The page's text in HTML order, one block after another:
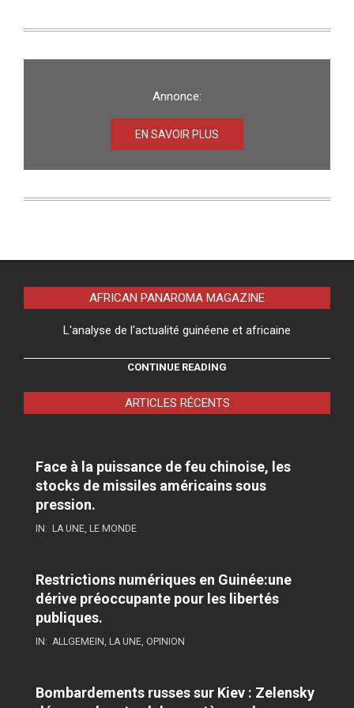
Annonce:
EN SAVOIR PLUS
AFRICAN PANAROMA MAGAZINE
L'analyse de l'actualité guinéene et africaine
CONTINUE READING
ARTICLES RÉCENTS
Face à la puissance de feu chinoise, les
stocks de missiles américains sous
pression.
IN: LA UNE, LE MONDE
Restrictions numériques en Guinée:une
dérive préoccupante pour les libertés
publiques.
IN: ALLGEMEIN, LA UNE, OPINION
Bombardements russes sur Kiev : Zelensky